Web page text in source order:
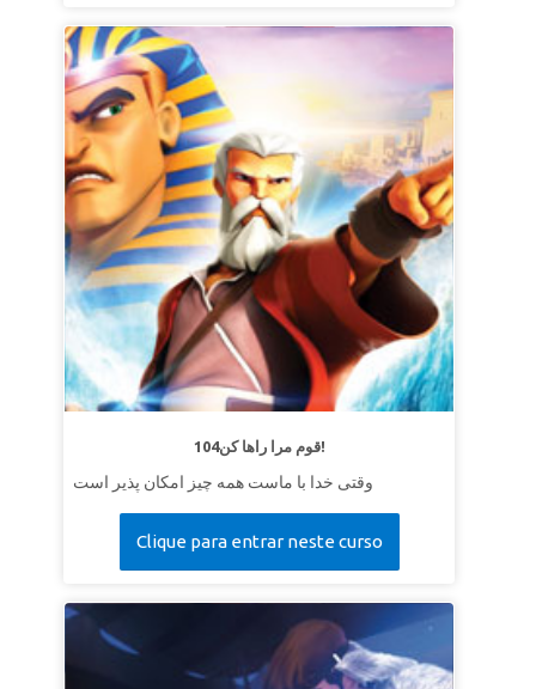
104قوم مرا راها کن!
وقتی خدا با ماست همه چیز امکان پذیر است
Clique para entrar neste curso